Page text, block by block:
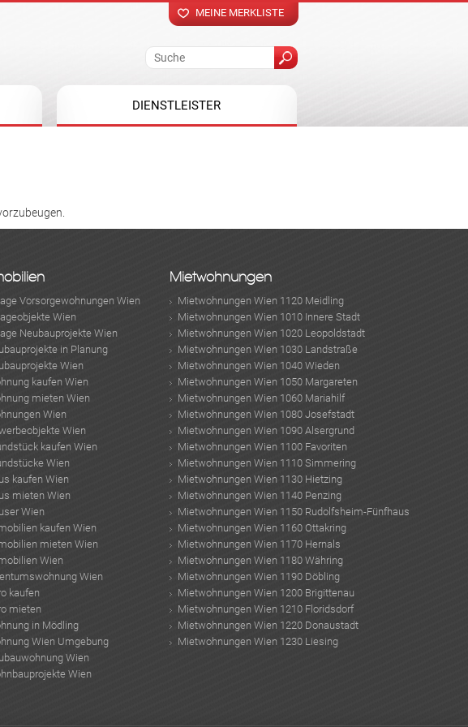
MEINE MERKLISTE
DIENSTLEISTER
Vorsorgewohnungen Wien
Wien
Neubauprojekte Wien
in Planung
Wien
kaufen Wien
mieten Wien
Wien
Wien
kaufen Wien
Wien
kaufen Wien
mieten Wien
Wien
kaufen Wien
mieten Wien
Wien
Wien
kaufen
mieten
in Mödling
Wien Umgebung
Wien
Wien
Mietwohnungen
Mietwohnungen Wien 1120 Meidling
Mietwohnungen Wien 1010 Innere Stadt
Mietwohnungen Wien 1020 Leopoldstadt
Mietwohnungen Wien 1030 Landstraße
Mietwohnungen Wien 1040 Wieden
Mietwohnungen Wien 1050 Margareten
Mietwohnungen Wien 1060 Mariahilf
Mietwohnungen Wien 1080 Josefstadt
Mietwohnungen Wien 1090 Alsergrund
Mietwohnungen Wien 1100 Favoriten
Mietwohnungen Wien 1110 Simmering
Mietwohnungen Wien 1130 Hietzing
Mietwohnungen Wien 1140 Penzing
Mietwohnungen Wien 1150 Rudolfsheim-Fünfhaus
Mietwohnungen Wien 1160 Ottakring
Mietwohnungen Wien 1170 Hernals
Mietwohnungen Wien 1180 Währing
Mietwohnungen Wien 1190 Döbling
Mietwohnungen Wien 1200 Brigittenau
Mietwohnungen Wien 1210 Floridsdorf
Mietwohnungen Wien 1220 Donaustadt
Mietwohnungen Wien 1230 Liesing